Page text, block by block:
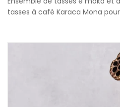
tasses à café Karaca Mona